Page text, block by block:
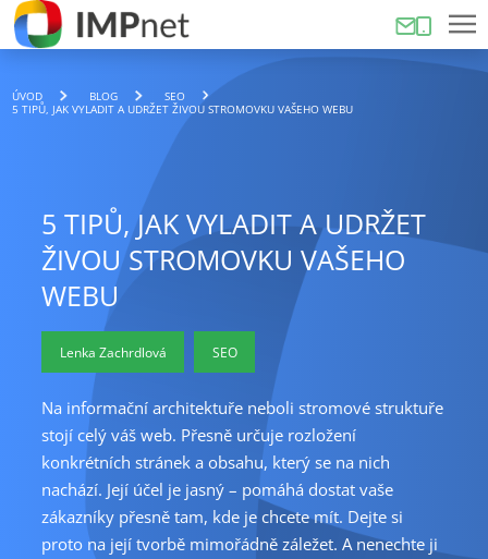
ÚVOD BLOG
SEO
5 TIPŮ, JAK VYLADIT A UDRŽET ŽIVOU STROMOVKU VAŠEHO WEBU
5 TIPŮ, JAK VYLADIT A UDRŽET
ŽIVOU STROMOVKU VAŠEHO
WEBU
Lenka Zachrdlová SEO
Na informační architektuře neboli stromové struktuře
stojí celý váš web. Přesně určuje rozložení
konkrétních stránek a obsahu, který se na nich
nachází. Její účel je jasný – pomáhá dostat vaše
zákazníky přesně tam, kde je chcete mít. Dejte si
proto na její tvorbě mimořádně záležet. A nenechte ji